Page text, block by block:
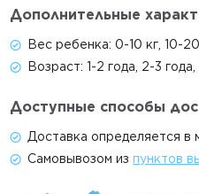
Условия проката
Контакты
Дополнительные
Вес ребенка: 0-10 кг, 10-
Возраст: 1-2 года, 2-3
Доступные способы
Доставка определяется в
Самовывозом из пунктов